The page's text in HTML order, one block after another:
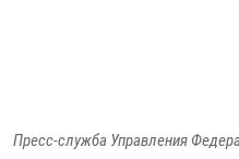
Пресс-служба Управления